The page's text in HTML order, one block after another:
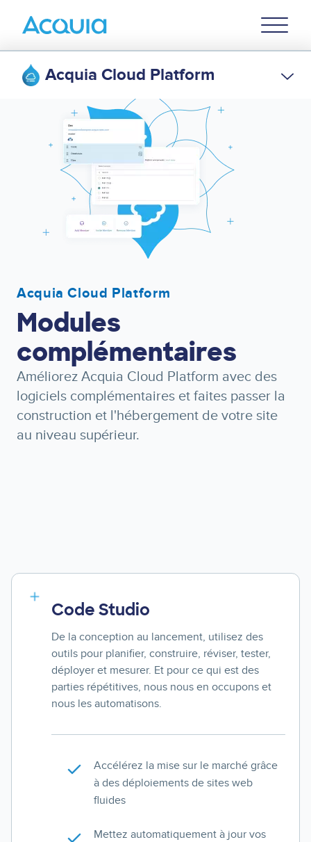
content
Menu
Acquia Cloud Platform
Acquia Cloud Platform
Modules
complémentaires
Améliorez Acquia Cloud Platform avec des
logiciels complémentaires et faites passer la
construction et l'hébergement de votre site
au niveau supérieur.
Code Studio
De la conception au lancement, utilisez des
outils pour planifier, construire, réviser, tester,
déployer et mesurer. Et pour ce qui est des
parties répétitives, nous nous en occupons et
nous les automatisons.
Accélérez la mise sur le marché grâce
à des déploiements de sites web
fluides
Mettez automatiquement à jour vos